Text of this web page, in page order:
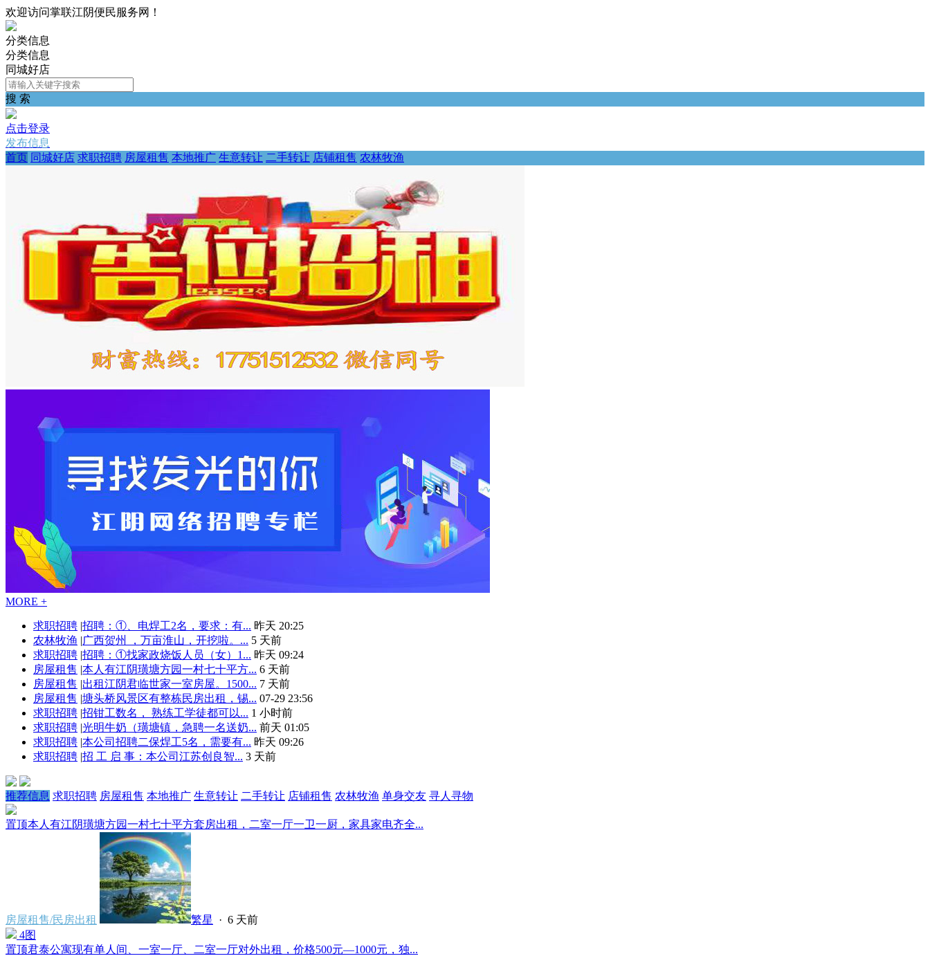
欢迎访问掌联江阴便民服务网！
分类信息
分类信息
同城好店
搜 索
点击登录
发布信息
首页 同城好店 求职招聘 房屋租售 本地推广 生意转让 二手转让 店铺租售 农林牧渔
MORE +
求职招聘 |招聘：①、电焊工2名，要求：有... 昨天 20:25
农林牧渔 |广西贺州 ，万亩淮山，开挖啦。... 5 天前
求职招聘 |招聘：①找家政烧饭人员（女）1... 昨天 09:24
房屋租售 |本人有江阴璜塘方园一村七十平方... 6 天前
房屋租售 |出租江阴君临世家一室房屋。1500... 7 天前
房屋租售 |塘头桥风景区有整栋民房出租，锡... 07-29 23:56
求职招聘 |招钳工数名， 熟练工学徒都可以... 1 小时前
求职招聘 |光明牛奶（璜塘镇，急聘一名送奶... 前天 01:05
求职招聘 |本公司招聘二保焊工5名，需要有... 昨天 09:26
求职招聘 |招 工 启 事：本公司江苏创良智... 3 天前
推荐信息 求职招聘 房屋租售 本地推广 生意转让 二手转让 店铺租售 农林牧渔 单身交友 寻人寻物
置顶本人有江阴璜塘方园一村七十平方套房出租，二室一厅一卫一厨，家具家电齐全...
房屋租售/民房出租 繁星 · 6 天前
4图
置顶君泰公寓现有单人间、一室一厅、二室一厅对外出租，价格500元—1000元，独...